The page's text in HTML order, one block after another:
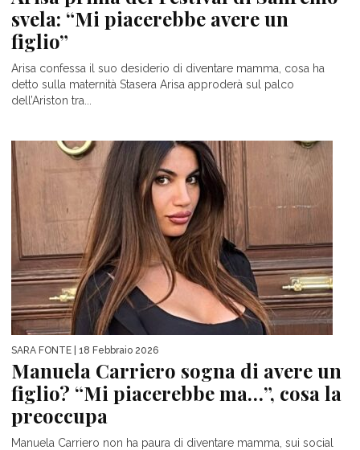
svela: “Mi piacerebbe avere un
figlio”
Arisa confessa il suo desiderio di diventare mamma, cosa ha
detto sulla maternità Stasera Arisa approderà sul palco
dell’Ariston tra...
SARA FONTE | 18 Febbraio 2026
Manuela Carriero sogna di avere un
figlio? “Mi piacerebbe ma…”, cosa la
preoccupa
Manuela Carriero non ha paura di diventare mamma, sui social